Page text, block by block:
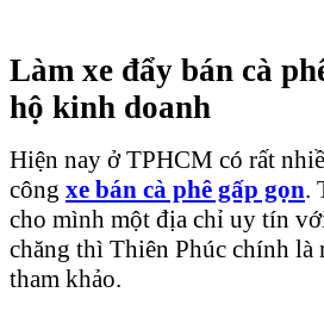
Làm xe đẩy bán cà
hộ kinh doanh
Hiện nay ở TPHCM có rất
công xe bán cà phê gấp gọn.
cho mình một địa chỉ uy tín
chăng thì Thiên Phúc chính là
tham khảo.